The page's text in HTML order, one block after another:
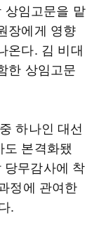
상임고문을 맡
장에게 영향
온다. 김 비대
한 상임고문
하나인 대선
본격화됐
무감사에 착
정에 관여한
.